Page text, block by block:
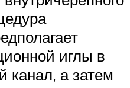
иглы в
канал, а затем